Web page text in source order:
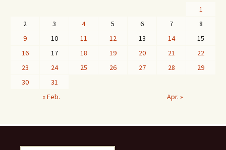
1
2
3 4 5 6 7
8
9
10 11 12 13 14
15
16
17 18 19 20 21
22
23
24 25 26 27 28
29
30
31
« Feb.
Apr. »